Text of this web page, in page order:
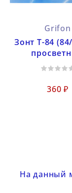
Grifon
Зонт Т-84
360 ₽
На данный